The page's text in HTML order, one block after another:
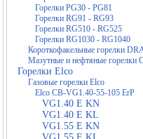
Горелки PG30 - PG81
Горелки RG91 - RG93
Горелки RG510 - RG525
Горелки RG1030 - RG1040
Короткофакельные горелки
Мазутные и нефтяные горелки
Горелки Elco
Газовые горелки Elco
Elco CB-VG1.40-55-105 ErP
VG1.40 E KN
VG1.40 E KL
VG1.55 E KN